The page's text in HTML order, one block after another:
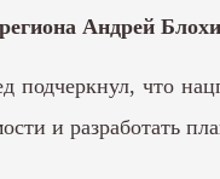
Андрей
подчеркнул, что
и разработать